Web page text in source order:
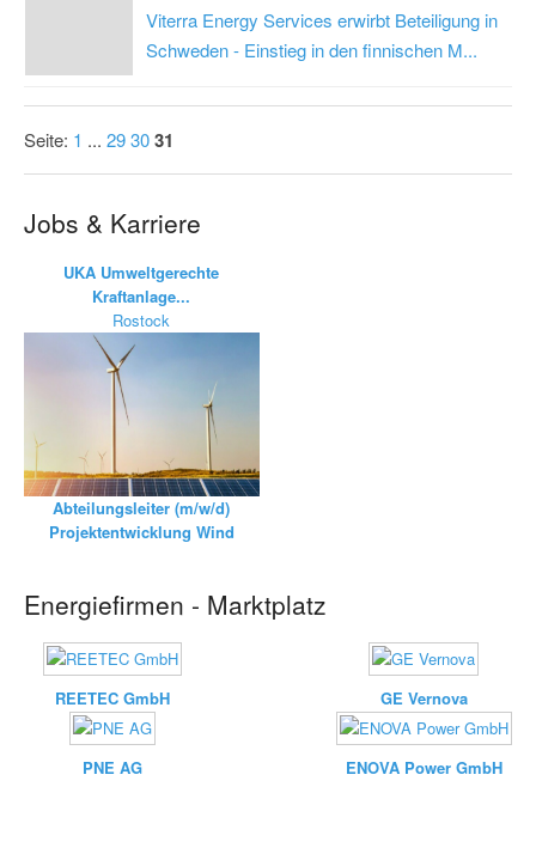
Viterra Energy Services erwirbt Beteiligung in
Schweden - Einstieg in den finnischen M...
Seite: 1 ... 293031
Jobs & Karriere
UKA Umweltgerechte
Kraftanlage...
Rostock
Abteilungsleiter (m/w/d)
Projektentwicklung Wind
Energiefirmen - Marktplatz
REETEC GmbH GE Vernova
PNE AG ENOVA Power GmbH